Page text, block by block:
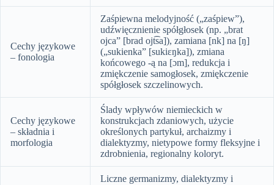
Cechy językowe
– fonologia
Zaśpiewna melodyjność („zaśpiew”),
udźwięcznienie spółgłosek (np. „brat
ojca” [brad ojt͡sa]), zamiana [nk] na [ŋ]
(„sukienka” [sukiɛŋka]), zmiana
końcowego -ą na [ɔm], redukcja i
zmiękczenie samogłosek, zmiękczenie
spółgłosek szczelinowych.
Cechy językowe
– składnia i
morfologia
Ślady wpływów niemieckich w
konstrukcjach zdaniowych, użycie
określonych partykuł, archaizmy i
dialektyzmy, nietypowe formy fleksyjne i
zdrobnienia, regionalny koloryt.
Liczne germanizmy, dialektyzmy i